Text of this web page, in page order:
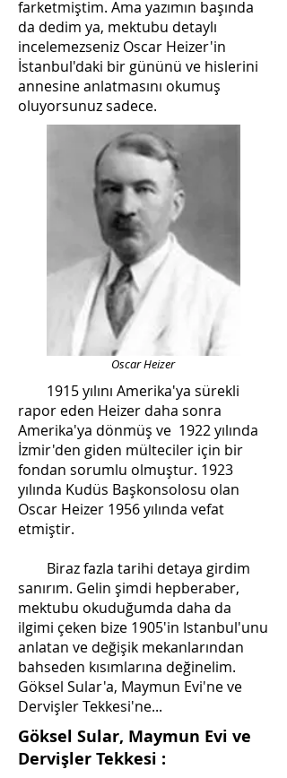
farketmiştim. Ama yazımın başında
da dedim ya, mektubu detaylı
incelemezseniz Oscar Heizer'in
İstanbul'daki bir gününü ve hislerini
annesine anlatmasını okumuş
oluyorsunuz sadece.
Oscar Heizer
1915 yılını Amerika'ya sürekli
rapor eden Heizer daha sonra
Amerika'ya dönmüş ve 1922 yılında
İzmir'den giden mülteciler için bir
fondan sorumlu olmuştur. 1923
yılında Kudüs Başkonsolosu olan
Oscar Heizer 1956 yılında vefat
etmiştir.
Biraz fazla tarihi detaya girdim
sanırım. Gelin şimdi hepberaber,
mektubu okuduğumda daha da
ilgimi çeken bize 1905'in Istanbul'unu
anlatan ve değişik mekanlarından
bahseden kısımlarına değinelim.
Göksel Sular'a, Maymun Evi'ne ve
Dervişler Tekkesi'ne...
Göksel Sular, Maymun Evi ve
Dervişler Tekkesi :